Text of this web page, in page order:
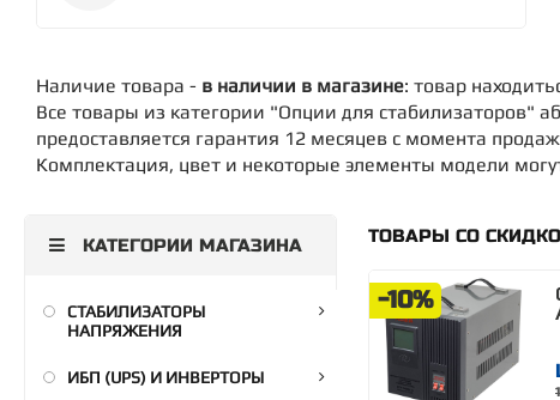
Наличие товара - в наличии в магазине: товар
Все товары из категории "Опции для стабилизаторов"
предоставляется гарантия 12 месяцев с момента
Комплектация, цвет и некоторые элементы модели
ТОВАРЫ СО
-10%
КАТЕГОРИИ МАГАЗИНА
СТАБИЛИЗАТОРЫ
НАПРЯЖЕНИЯ
ИБП (UPS) И ИНВЕРТОРЫ